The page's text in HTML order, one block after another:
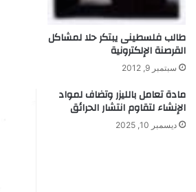
طالب فلسطينى يبتكر حلا لمشاكل
القرصنة الإلكترونية
سبتمبر 9, 2012
مادة تعامل بالليزر وتضاف لمواد
الإنشاء لتقاوم انتشار الحرائق
ديسمبر 10, 2025